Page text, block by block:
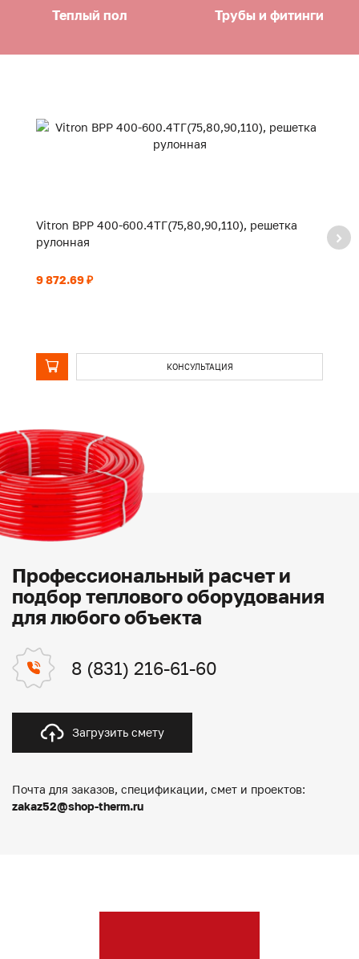
Теплый пол Трубы и фитинги
Vitron ВРР 400-600.4ТГ(75,80,90,110), решетка
рулонная
9 872.69 ₽
КОНСУЛЬТАЦИЯ
Профессиональный расчет и
подбор теплового оборудования
для любого объекта
8 (831) 216-61-60
Загрузить смету
Почта для заказов, спецификации, смет и проектов:
zakaz52@shop-therm.ru